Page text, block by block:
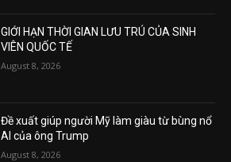
GIỚI HẠN THỜI GIAN LƯU TRÚ CỦA SINH
VIÊN QUỐC TẾ
August 8, 2026
Đề xuất giúp người Mỹ làm giàu từ bùng nổ
AI của ông Trump
August 8, 2026